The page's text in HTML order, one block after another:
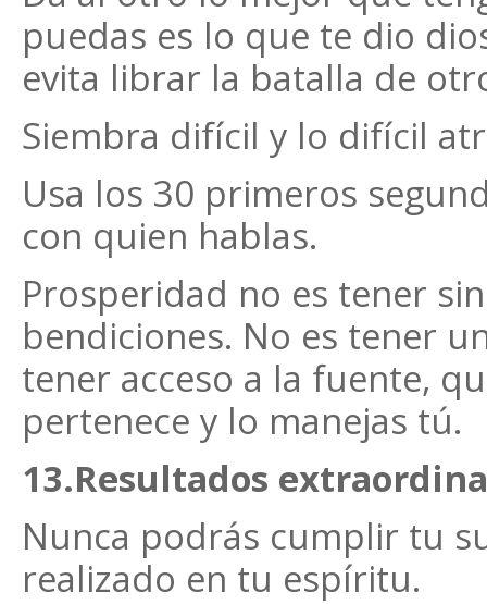
puedas es lo que te dio
evita librar la batalla de
Siembra difícil y lo difícil
Usa los 30 primeros
con quien hablas.
Prosperidad no es tener
bendiciones. No es tener
tener acceso a la fuente,
pertenece y lo manejas tú.
13.Resultados
Nunca podrás cumplir tu
realizado en tu espíritu.